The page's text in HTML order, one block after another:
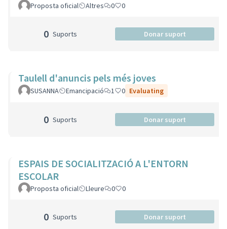
Proposta oficial Altres 0 0
0 Suports Donar suport
Taulell d'anuncis pels més joves
SUSANNA Emancipació 1 0 Evaluating
0 Suports Donar suport
ESPAIS DE SOCIALITZACIÓ A L'ENTORN
ESCOLAR
Proposta oficial Lleure 0 0
0 Suports Donar suport